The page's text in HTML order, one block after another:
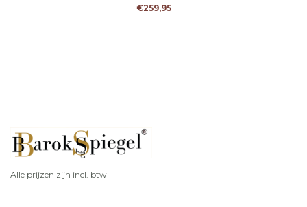
€259,95
Alle prijzen zijn incl. btw